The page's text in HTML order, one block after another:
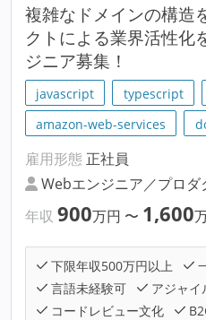
複雑なドメインの構造
クトによる業界活性化
ジニア募集！
javascript typescript
amazon-web-services
雇用形態 正社員
Webエンジニア／プロダ
年収 900万円 〜 1,600
下限年収500万円以上
言語未経験可
アジャイ
コードレビュー文化